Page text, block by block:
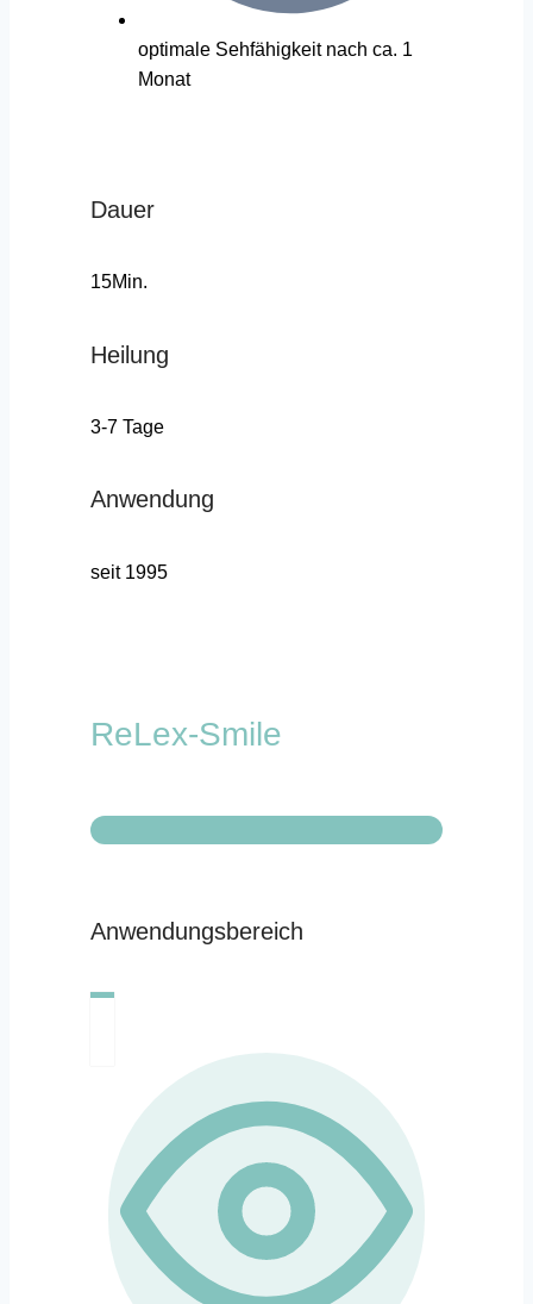
optimale Sehfähigkeit nach ca. 1
Monat
Dauer
15Min.
Heilung
3-7 Tage
Anwendung
seit 1995
ReLex-Smile
Anwendungsbereich